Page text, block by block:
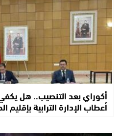
أكوراي بعد التنصيب.. هل يكفي
أعطاب الإدارة الترابية بإقليم